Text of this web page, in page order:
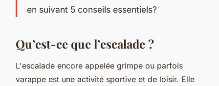
en suivant 5 conseils essentiels?
Qu’est-ce que l’escalade ?
L'escalade encore appelée grimpe ou parfois
varappe est une activité sportive et de loisir. Elle